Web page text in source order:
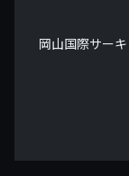
岡山国際サー